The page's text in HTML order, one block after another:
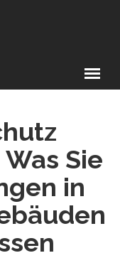
Sie
in